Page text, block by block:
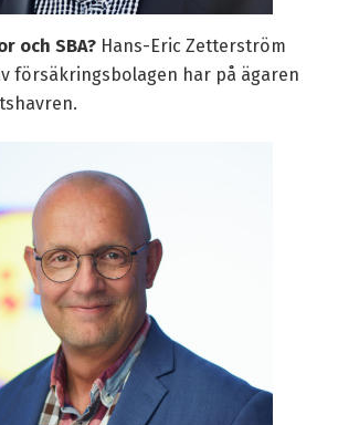
och SBA? Hans-Eric Zetterström
försäkringsbolagen har på ägaren